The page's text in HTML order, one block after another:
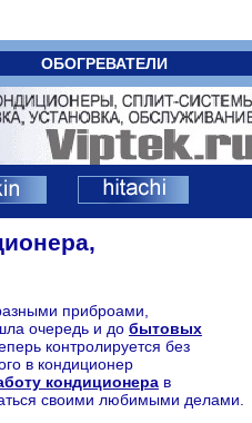
ОБОГРЕВАТЕЛИ
приброами,
очередь и до бытовых
контролируется без
в кондиционер
кондиционера в
своими любимыми делами.